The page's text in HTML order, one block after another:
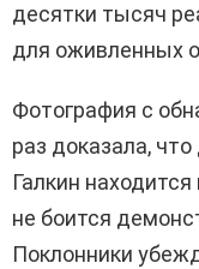
десятки тысяч
для оживленных
Фотография с
раз доказала,
Галкин
не боится
Поклонники